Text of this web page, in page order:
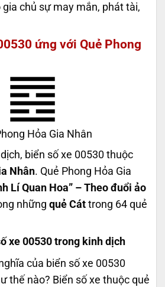
chủ sự may mắn, phát tài,
ứng với Quẻ Phong
Hỏa Gia Nhân
biển số xe 00530 thuộc
Nhân. Quẻ Phong Hỏa Gia
Lí Quan Hoa” – Theo đuổi ảo
những quẻ Cát trong 64 quẻ
xe 00530 trong kinh dịch
của biển số xe 00530
thế nào? Biển số xe thuộc quẻ